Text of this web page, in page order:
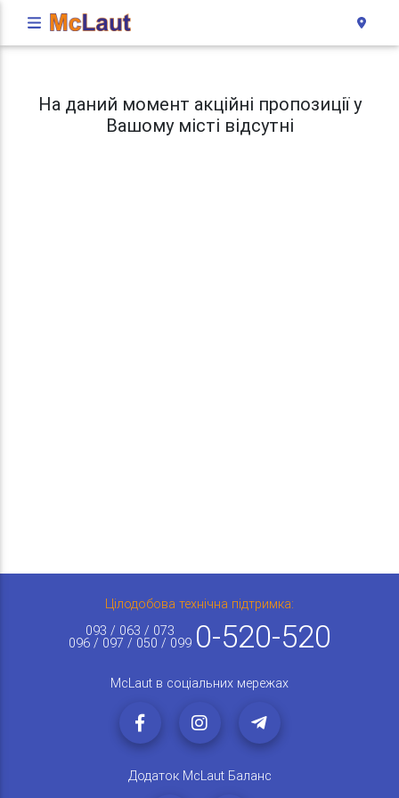
На даний момент акційні пропозиції у
Вашому місті відсутні
Цілодобова технічна підтримка:
093 / 063 / 073
096 / 097 / 050 / 099 0-520-520
McLaut в соціальних мережах
Додаток McLaut Баланс